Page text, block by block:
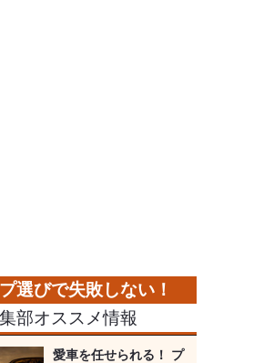
部オススメ情報
愛車を任せられる！ プ